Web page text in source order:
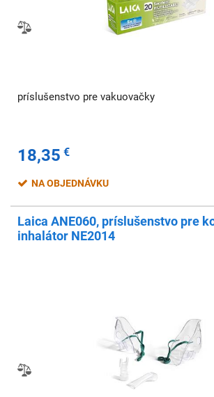
príslušenstvo pre vakuovačky
18,35 €
NA OBJEDNÁVKU
Laica ANE060, príslušenstvo pre
inhalátor NE2014